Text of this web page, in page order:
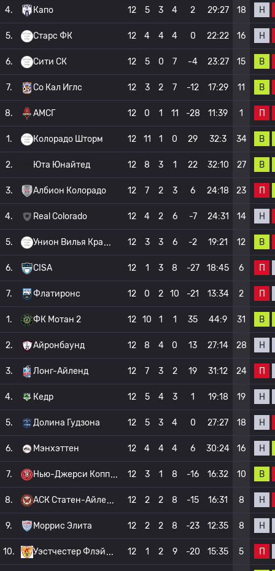
4. Капо 12 5 3 4 2 29:27 18 Н
5. Старс ФК 12 4 4 4 0 22:22 16 Н
6. Сити СК 12 5 0 7 -4 23:27 15 В
7. Со Кал Иглс 12 3 2 7 -12 17:29 11 В
8. АМСГ 12 0 1 11 -28 11:39 1 П
1. Колорадо Шторм 12 11 1 0 29 32:3 34 В
2. Юта Юнайтед 12 8 3 1 22 32:10 27 В
3. Албион Колорадо 12 7 2 3 6 24:18 23 П
4. Real Colorado 12 4 2 6 -7 24:31 14 Н
5. Унион Вилья Кра 12 3 3 6 -2 19:21 12 В
6. CISA 12 1 3 8 -27 18:45 6 П
7. Флатиронс 12 0 2 10 -21 13:34 2 П
1. ФК Мотан 2 12 10 1 1 35 44:9 31 В
2. Айронбаунд 12 8 4 0 13 27:14 28 Н
3. Лонг-Айленд 12 7 3 2 19 31:12 24 П
4. Кедр 12 5 4 3 1 19:18 19 Н
5. Долина Гудзона 12 5 3 4 0 27:27 18 Н
6. Мэнхэттен 12 4 4 4 6 30:24 16 Н
7. Нью-Джерси Копп 12 3 1 8 -16 16:32 10 В
8. АСК Статен-Айле 12 2 2 8 -15 16:31 8 Н
9. Моррис Элита 12 2 2 8 -23 12:35 8 Н
10. Уэстчестер Флэй 12 1 2 9 -20 15:35 5 П